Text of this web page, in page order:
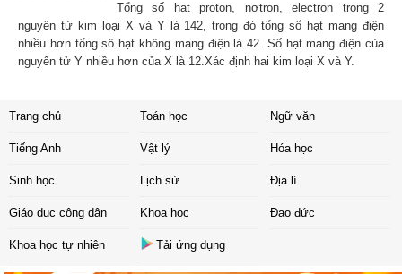
Tổng số hạt proton, nơtron, electron trong 2
nguyên tử kim loại X và Y là 142, trong đó tổng số hạt mang điện
nhiều hơn tổng sô hạt không mang điện là 42. Số hạt mang điện của
nguyên tử Y nhiều hơn của X là 12.Xác định hai kim loại X và Y.
Trang chủ Toán học Ngữ văn
Tiếng Anh Vật lý Hóa học
Sinh học Lịch sử Địa lí
Giáo dục công dân Khoa học Đạo đức
Khoa học tự nhiên Tải ứng dụng